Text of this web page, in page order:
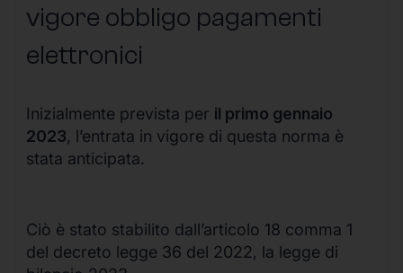
vigore obbligo pagamenti
elettronici
Inizialmente prevista per il primo gennaio
2023, l’entrata in vigore di questa norma è
stata anticipata.
Ciò è stato stabilito dall’articolo 18 comma 1
del decreto legge 36 del 2022, la legge di